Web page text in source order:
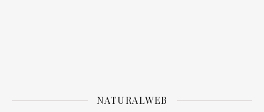
NATURALWEB